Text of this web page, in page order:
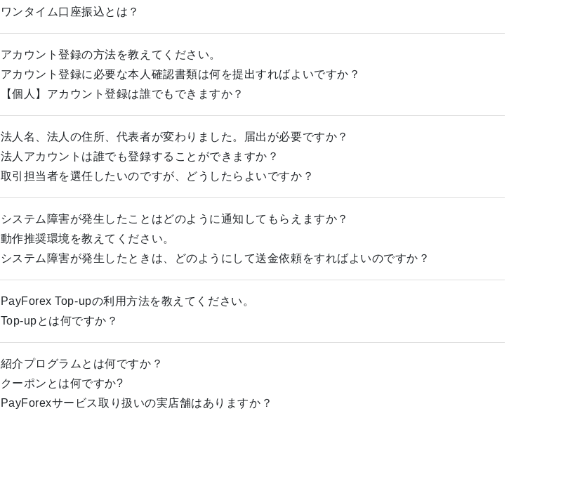
ワンタイム口座振込とは？
アカウント登録の方法を教えてください。
アカウント登録に必要な本人確認書類は何を提出すればよいですか？
【個人】アカウント登録は誰でもできますか？
法人名、法人の住所、代表者が変わりました。届出が必要ですか？
法人アカウントは誰でも登録することができますか？
取引担当者を選任したいのですが、どうしたらよいですか？
システム障害が発生したことはどのように通知してもらえますか？
動作推奨環境を教えてください。
システム障害が発生したときは、どのようにして送金依頼をすればよいのですか？
PayForex Top-upの利用方法を教えてください。
Top-upとは何ですか？
紹介プログラムとは何ですか？
クーポンとは何ですか?
PayForexサービス取り扱いの実店舗はありますか？